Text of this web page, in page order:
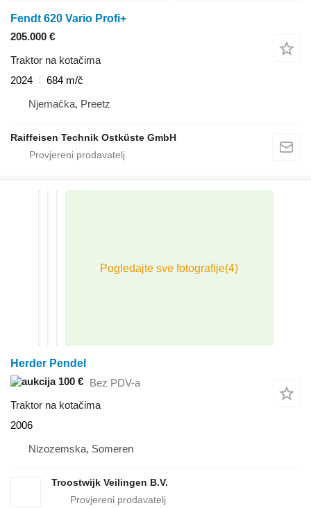
Fendt 620 Vario Profi+
205.000 €
Traktor na kotačima
2024
684 m/č
Njemačka, Preetz
Raiffeisen Technik Ostküste GmbH
Herder Pendel
100 € Bez PDV-a
Traktor na kotačima
2006
Nizozemska, Someren
Troostwijk Veilingen B.V.